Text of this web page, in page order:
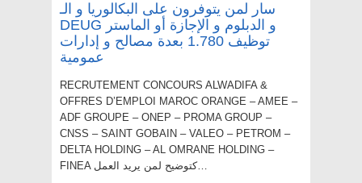
سار لمن يتوفرون على البكالوريا و الـ
DEUG و الدبلوم و الإجازة أو الماستر
توظيف 1.780 بعدة مصالح و إدارات
عمومية
RECRUTEMENT CONCOURS ALWADIFA &
OFFRES D’EMPLOI MAROC ORANGE – AMEE –
ADF GROUPE – ONEP – PROMA GROUP –
CNSS – SAINT GOBAIN – VALEO – PETROM –
DELTA HOLDING – AL OMRANE HOLDING –
FINEA كتوضيح لمن يريد العمل…